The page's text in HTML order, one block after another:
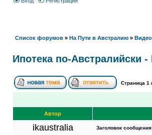
Список форумов » На Пути в Австралию »
Ипотека по-Австралийски
Страница 1
Автор
ikaustralia Заголовок